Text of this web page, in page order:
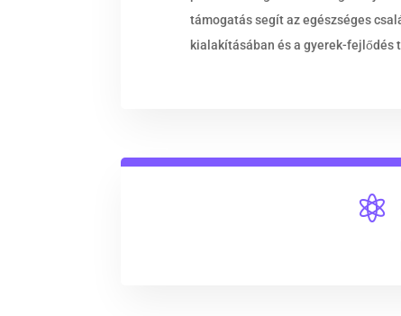
támogatás segít az egészséges
kialakításában és a gyerek-fejlődés
